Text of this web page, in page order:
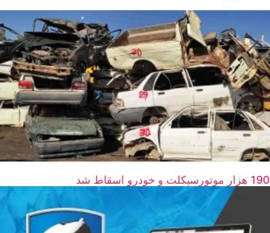
190 هزار موتورسیکلت و خودرو اسقاط شد